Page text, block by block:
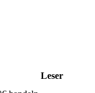
Leser